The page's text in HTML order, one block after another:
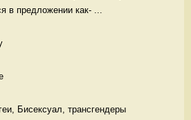
в предложении как- ...
Бисексуал, трансгендеры